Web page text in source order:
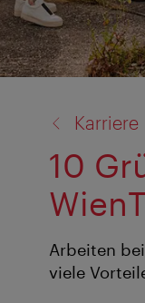
Karriere
10
Arbeiten
viele